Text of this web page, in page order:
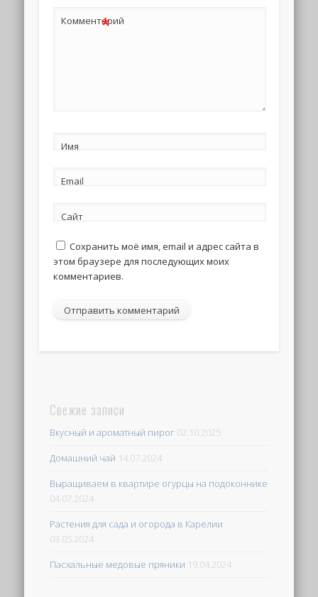
Комментарий
*
Имя
Email
Сайт
Сохранить моё имя, email и адрес сайта в
этом браузере для последующих моих
комментариев.
Свежие записи
Вкусный и ароматный пирог 02.10.2025
Домашний чай 14.07.2024
Выращиваем в квартире огурцы на подоконнике
04.07.2024
Растения для сада и огорода в Карелии
03.05.2024
Пасхальные медовые пряники 19.04.2024